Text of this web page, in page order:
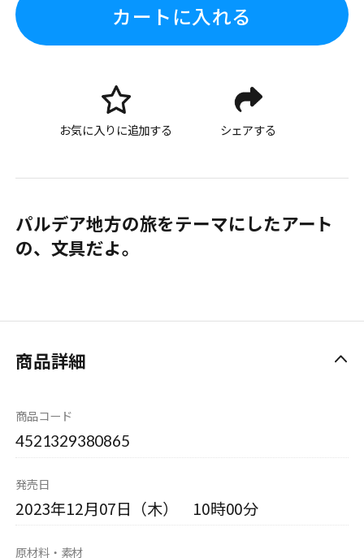
カートに入れる
お気に入りに追加する シェアする
パルデア地方の旅をテーマにしたアート
の、文具だよ。
商品詳細
商品コード
4521329380865
発売日
2023年12月07日（木） 10時00分
原材料・素材